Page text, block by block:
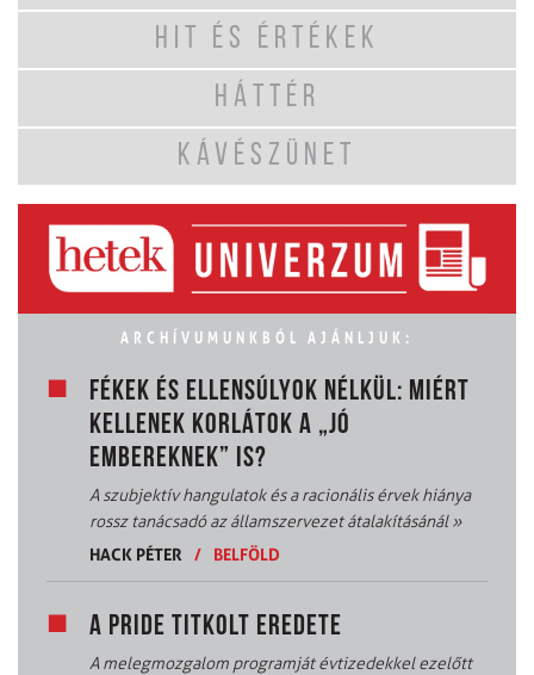
HIT ÉS ÉRTÉKEK
HÁTTÉR
KÁVÉSZÜNET
ARCHÍVUMUNKBÓL AJÁNLJUK:
FÉKEK ÉS ELLENSÚLYOK NÉLKÜL: MIÉRT
KELLENEK KORLÁTOK A „JÓ
EMBEREKNEK” IS?
A szubjektív hangulatok és a racionális érvek hiánya
rossz tanácsadó az államszervezet átalakításánál»
HACK PÉTER
/ BELFÖLD
A PRIDE TITKOLT EREDETE
A melegmozgalom programját évtizedekkel ezelőtt